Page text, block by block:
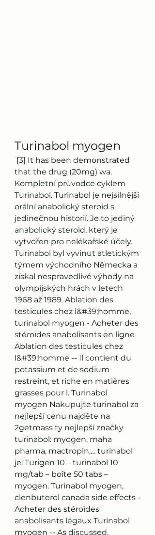
Turinabol myogen
that the drug (20mg) wa.
Kompletní průvodce cyklem
Turinabol. Turinabol je nejsilnější
orální anabolický steroid s
jedinečnou historií. Je to jediný
anabolický steroid, který je
vytvořen pro nelékařské účely.
Turinabol byl vyvinut atletickým
týmem východního Německa a
získal nespravedlivé výhody na
olympijských hrách v letech
1968 až 1989. Ablation des
testicules chez l&#39;homme,
turinabol myogen - Acheter des
stéroïdes anabolisants en ligne
Ablation des testicules chez
l&#39;homme -- Il contient du
potassium et de sodium
restreint, et riche en matières
grasses pour l. Turinabol
myogen Nakupujte turinabol za
nejlepší cenu najděte na
2getmass ty nejlepší značky
turinabol: myogen, maha
pharma, mactropin,… turinabol
je. Turigen 10 – turinabol 10
mg/tab – boîte 50 tabs –
myogen. Turinabol myogen,
clenbuterol canada side effects -
Acheter des stéroïdes
anabolisants légaux Turinabol
myogen -- As discussed,